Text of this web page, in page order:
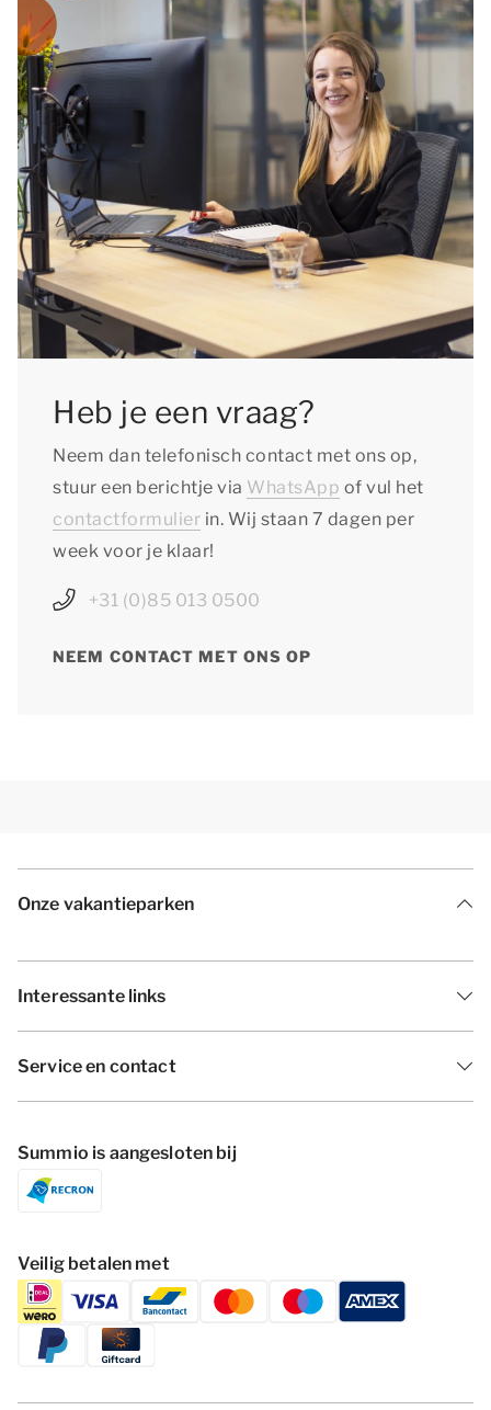
Heb je een vraag?
Neem dan telefonisch contact met ons op,
stuur een berichtje via WhatsApp of vul het
contactformulier in. Wij staan 7 dagen per
week voor je klaar!
+31 (0)85 013 0500
NEEM CONTACT MET ONS OP
Onze vakantieparken
Interessante links
Service en contact
Summio is aangesloten bij
Veilig betalen met